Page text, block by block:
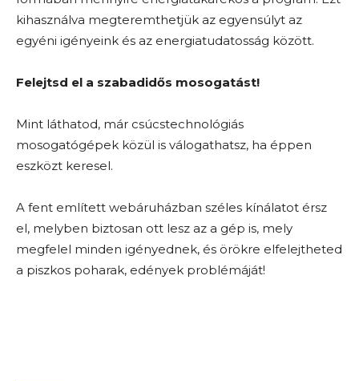
kihasználva megteremthetjük az egyensúlyt az
egyéni igényeink és az energiatudatosság között.
Felejtsd el a szabadidős mosogatást!
Mint láthatod, már csúcstechnológiás
mosogatógépek közül is válogathatsz, ha éppen
eszközt keresel.
A fent említett webáruházban széles kínálatot érsz
el, melyben biztosan ott lesz az a gép is, mely
megfelel minden igényednek, és örökre elfelejtheted
a piszkos poharak, edények problémáját!